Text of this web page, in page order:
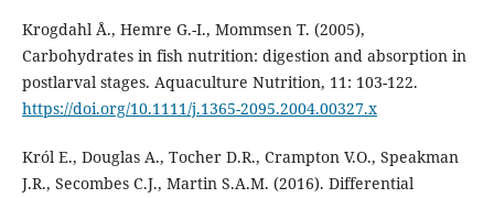
Krogdahl Å., Hemre G.-I., Mommsen T. (2005),
Carbohydrates in fish nutrition: digestion and absorption in
postlarval stages. Aquaculture Nutrition, 11: 103-122.
https://doi.org/10.1111/j.1365-2095.2004.00327.x
Król E., Douglas A., Tocher D.R., Crampton V.O., Speakman
J.R., Secombes C.J., Martin S.A.M. (2016). Differential